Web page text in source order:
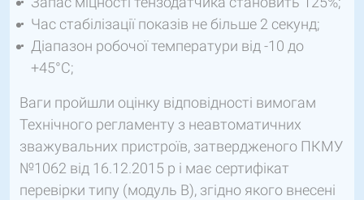
Час стабілізації показів не більше 2 секунд;
Діапазон робочої температури від -10 до
+45°C;
Ваги пройшли оцінку відповідності вимогам
Технічного регламенту з неавтоматичних
зважувальних пристроїв, затвердженого ПКМУ
№1062 від 16.12.2015 р і має сертифікат
перевірки типу (модуль В), згідно якого внесені